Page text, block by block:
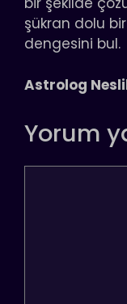
şükran dolu
dengesini bul.
Astrolog
Yorum